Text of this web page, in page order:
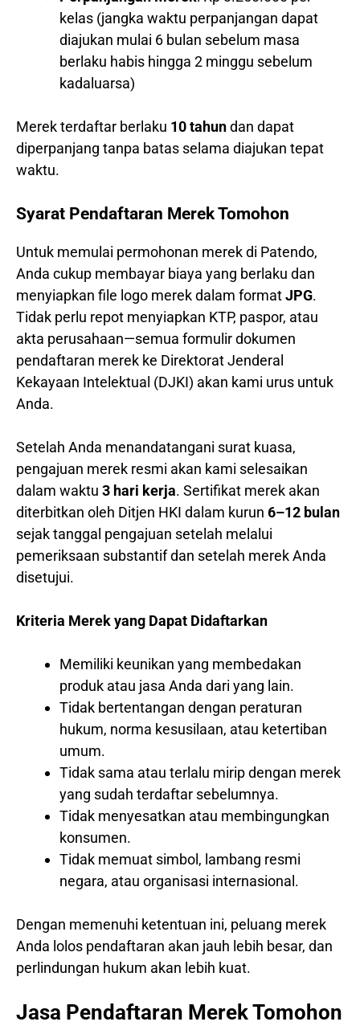
kelas (jangka waktu perpanjangan dapat
diajukan mulai 6 bulan sebelum masa
berlaku habis hingga 2 minggu sebelum
kadaluarsa)
Merek terdaftar berlaku 10 tahundan dapat
diperpanjang tanpa batas selama diajukan tepat
waktu.
Syarat Pendaftaran Merek Tomohon
Untuk memulai permohonan merek di Patendo,
Anda cukup membayar biaya yang berlaku dan
menyiapkan file logo merek dalam formatJPG.
Tidak perlu repot menyiapkan KTP, paspor, atau
akta perusahaan—semua formulir dokumen
pendaftaran merek ke Direktorat Jenderal
Kekayaan Intelektual (DJKI) akan kami urus untuk
Anda.
Setelah Anda menandatangani surat kuasa,
pengajuan merek resmi akan kami selesaikan
dalam waktu 3 hari kerja. Sertifikat merek akan
diterbitkan oleh Ditjen HKI dalam kurun 6–12 bulan
sejak tanggal pengajuan setelah melalui
pemeriksaan substantif dan setelah merek Anda
disetujui.
Kriteria Merek yang Dapat Didaftarkan
Memiliki keunikan yang membedakan
produk atau jasa Anda dari yang lain.
Tidak bertentangan dengan peraturan
hukum, norma kesusilaan, atau ketertiban
umum.
Tidak sama atau terlalu mirip dengan merek
yang sudah terdaftar sebelumnya.
Tidak menyesatkan atau membingungkan
konsumen.
Tidak memuat simbol, lambang resmi
negara, atau organisasi internasional.
Dengan memenuhi ketentuan ini, peluang merek
Anda lolos pendaftaran akan jauh lebih besar, dan
perlindungan hukum akan lebih kuat.
Jasa Pendaftaran Merek Tomohon